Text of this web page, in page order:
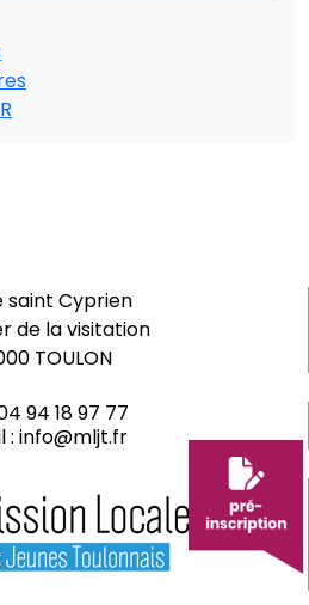
saint Cyprien
de la visitation
TOULON
94 18 97 77
: info@mljt.fr